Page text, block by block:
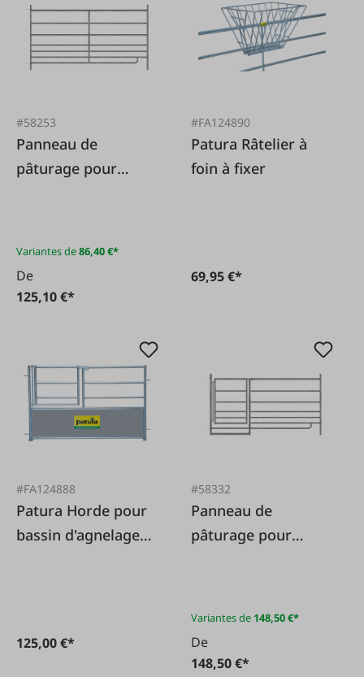
#58253
Panneau de
pâturage pour
Variantes de86,40 €*
De
125,10 €*
#FA124890
Patura Râtelier à
foin à fixer
69,95 €*
#FA124888
Patura Horde pour
bassin d'agnelage
125,00 €*
#58332
Panneau de
pâturage pour
Variantes de 148,50 €*
De
148,50 €*